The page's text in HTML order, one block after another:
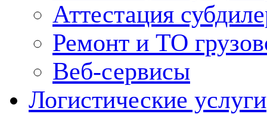
Аттестация
Ремонт и ТО
Веб-сервисы
Логистические услуги